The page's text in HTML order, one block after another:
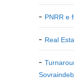
PNRR e
Real